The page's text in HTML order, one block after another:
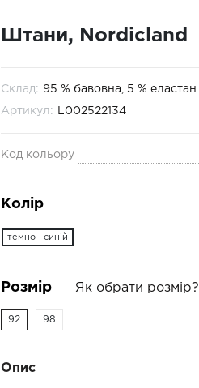
Штани, Nordicland
Склад: 95 % бавовна, 5 % еластан
Артикул: L002522134
Код кольору
Колір
темно - синій
Розмір Як обрати розмір?
92 98
Опис